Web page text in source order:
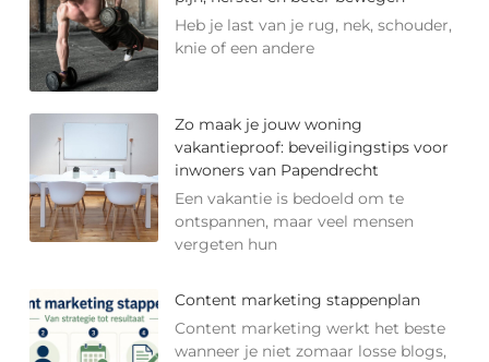
Heb je last van je rug, nek, schouder,
knie of een andere
Zo maak je jouw woning
vakantieproof: beveiligingstips voor
inwoners van Papendrecht
Een vakantie is bedoeld om te
ontspannen, maar veel mensen
vergeten hun
Content marketing stappenplan
Content marketing werkt het beste
wanneer je niet zomaar losse blogs,